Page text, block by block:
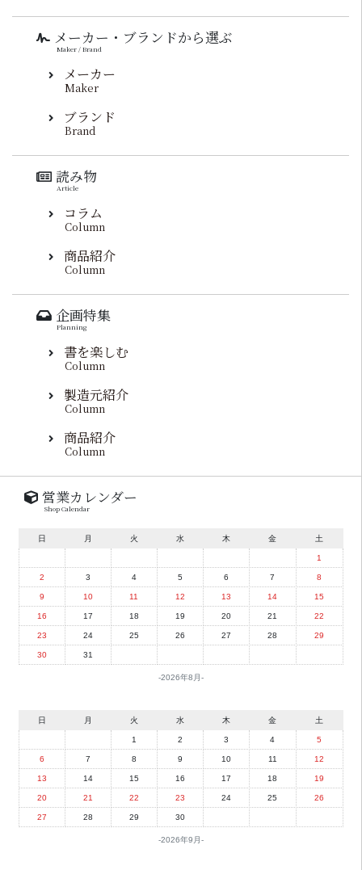
メーカー・ブランドから選ぶ
Maker / Brand
メーカー
Maker
ブランド
Brand
読み物
Article
コラム
Column
商品紹介
Column
企画特集
Planning
書を楽しむ
Column
製造元紹介
Column
商品紹介
Column
営業カレンダー
Shop Calendar
2026年8月
日 月 火 水 木 金 土
1
2 3 4 5 6 7 8
9 10 11 12 13 14 15
16 17 18 19 20 21 22
23 24 25 26 27 28 29
30 31
2026年9月
日 月 火 水 木 金 土
1 2 3 4 5
6 7 8 9 10 11 12
13 14 15 16 17 18 19
20 21 22 23 24 25 26
27 28 29 30